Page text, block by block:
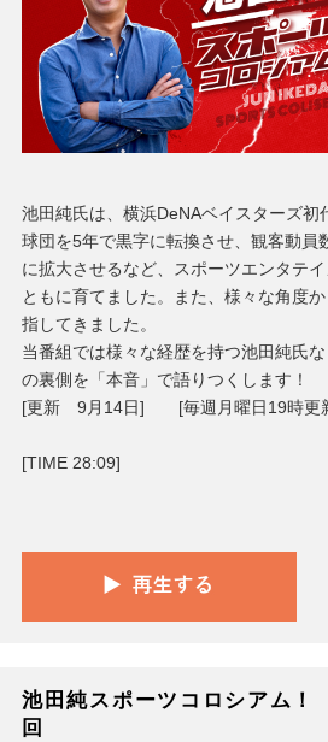
池田純氏は、横浜DeNAベイスターズ初
球団を5年で黒字に転換させ、観客動員
に拡大させるなど、スポーツエンタテ
ともに育てました。また、様々な角度
指してきました。
当番組では様々な経歴を持つ池田純氏
の裏側を「本音」で語りつくします！
[更新 9月14日] [毎週月曜日19時更
[TIME 28:09]
池田純スポーツコロシアム
回